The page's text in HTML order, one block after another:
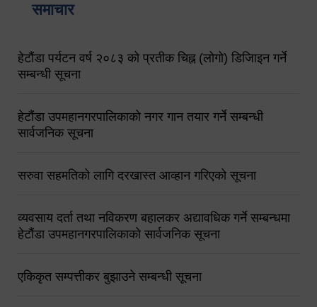
समाचार
हेटौंडा पर्यटन वर्ष २०८३ को प्रतीक चिह्न (लोगो) डिजिाइन गर्ने
सम्बन्धी सूचना
हेटौंडा उपमहानगरपालिकाको नगर गान तयार गर्ने सम्बन्धी
सार्वजनिक सूचना
सरुवा सहमतिको लागि दरखास्त आव्हान गरिएको सूचना
व्यवसाय दर्ता तथा नविकरण बहालकर अद्यावधिक गर्ने सम्बन्धमा
हेटौंडा उपमहानगरपालिकाको सार्वजनिक सूचना
एकिकृत सम्पत्तीकर बुझाउने सम्बन्धी सूचना